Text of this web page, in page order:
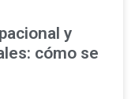
y
cómo se